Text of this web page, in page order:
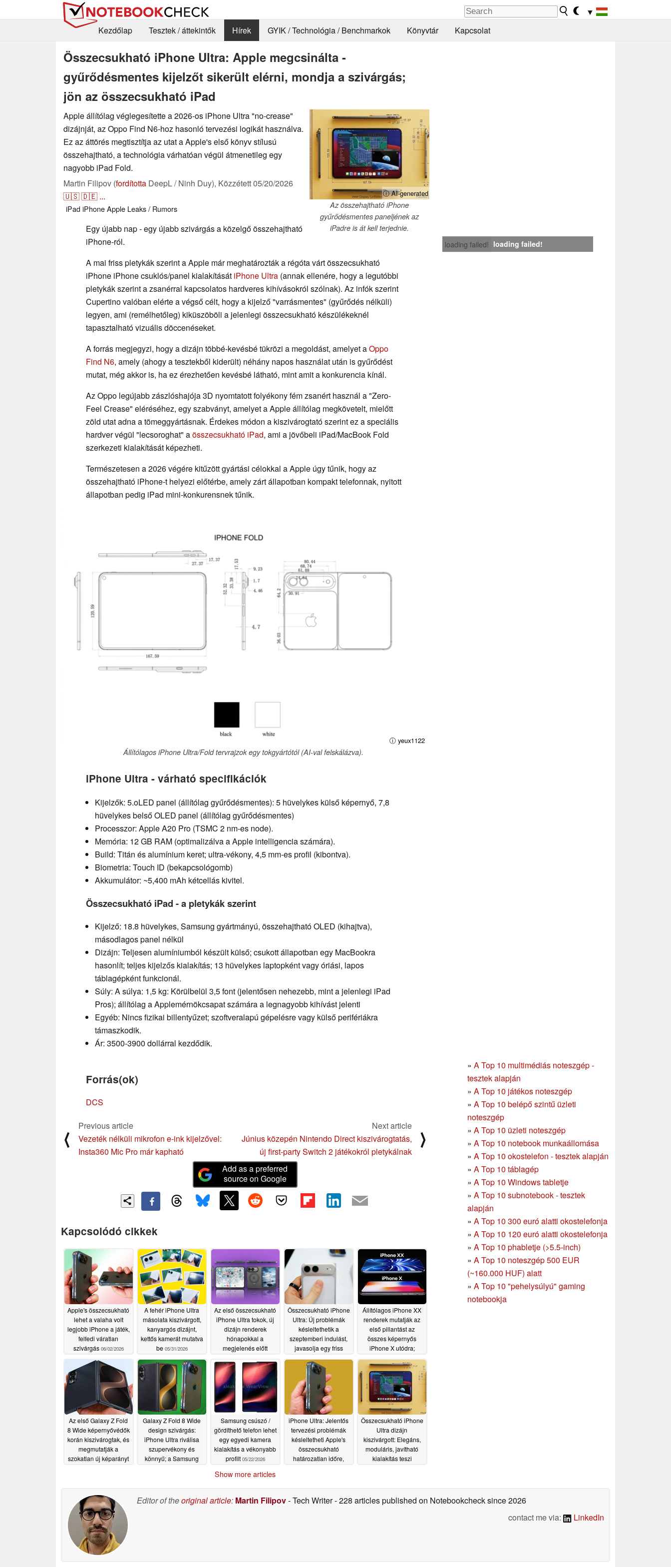
▼
Kezdőlap
Tesztek / áttekintők Hírek GYIK / Technológia / Benchmarkok Könyvtár Kapcsolat
Összecsukható iPhone Ultra: Apple megcsinálta -
gyűrődésmentes kijelzőt sikerült elérni, mondja a szivárgás;
jön az összecsukható iPad
ⓘ AI-generated
Az összehajtható iPhone
gyűrődésmentes paneljének az
iPadre is át kell terjednie.
Apple állítólag véglegesítette a 2026-os iPhone Ultra "no-crease"
dizájnját, az Oppo Find N6-hoz hasonló tervezési logikát használva.
Ez az áttörés megtisztítja az utat a Apple's első könyv stílusú
összehajtható, a technológia várhatóan végül átmenetileg egy
nagyobb iPad Fold.
Martin Filipov (fordította DeepL / Ninh Duy), Közzétett05/20/2026
🇺🇸🇩🇪 ...
iPadiPhoneApple Leaks / Rumors
loading failed! loading failed!
Egy újabb nap - egy újabb szivárgás a közelgő összehajtható
iPhone-ról.
A mai friss pletykák szerint a Apple már meghatározták a régóta várt összecsukható
iPhone iPhone csuklós/panel kialakítását iPhone Ultra (annak ellenére, hogy a legutóbbi
pletykák szerint a zsanérral kapcsolatos hardveres kihívásokról szólnak). Az infók szerint
Cupertino valóban elérte a végső célt, hogy a kijelző "varrásmentes" (gyűrődés nélküli)
legyen, ami (remélhetőleg) kiküszöböli a jelenlegi összecsukható készülékeknél
tapasztalható vizuális döccenéseket.
A forrás megjegyzi, hogy a dizájn többé-kevésbé tükrözi a megoldást, amelyet aOppo
Find N6, amely (ahogy a tesztekből kiderült) néhány napos használat után is gyűrődést
mutat, még akkor is, ha ez érezhetően kevésbé látható, mint amit a konkurencia kínál.
Az Oppo legújabb zászlóshajója 3D nyomtatott folyékony fém zsanért használ a "Zero-
Feel Crease" eléréséhez, egy szabványt, amelyet a Apple állítólag megkövetelt, mielőtt
zöld utat adna a tömeggyártásnak. Érdekes módon a kiszivárogtató szerint ez a speciális
hardver végül "lecsoroghat" aösszecsukható iPad, ami a jövőbeli iPad/MacBook Fold
szerkezeti kialakítását képezheti.
Természetesen a 2026 végére kitűzött gyártási célokkal a Apple úgy tűnik, hogy az
összehajtható iPhone-t helyezi előtérbe, amely zárt állapotban kompakt telefonnak, nyitott
állapotban pedig iPad mini-konkurensnek tűnik.
ⓘ yeux1122
Állítólagos iPhone Ultra/Fold tervrajzok egy tokgyártótól (AI-val felskálázva).
iPhone Ultra - várható specifikációk
Kijelzők: 5.oLED panel (állítólag gyűrődésmentes): 5 hüvelykes külső képernyő, 7,8
hüvelykes belső OLED panel (állítólag gyűrődésmentes)
Processzor: Apple A20 Pro (TSMC 2 nm-es node).
Memória: 12 GB RAM (optimalizálva a Apple intelligencia számára).
Build: Titán és alumínium keret; ultra-vékony, 4,5 mm-es profil (kibontva).
Biometria: Touch ID (bekapcsológomb)
Akkumulátor: ~5,400 mAh kétcellás kivitel.
Összecsukható iPad - a pletykák szerint
Kijelző: 18.8 hüvelykes, Samsung gyártmányú, összehajtható OLED (kihajtva),
másodlagos panel nélkül
Dizájn: Teljesen alumíniumból készült külső; csukott állapotban egy MacBookra
hasonlít; teljes kijelzős kialakítás; 13 hüvelykes laptopként vagy óriási, lapos
táblagépként funkcionál.
Súly: A súlya: 1,5 kg: Körülbelül 3,5 font (jelentősen nehezebb, mint a jelenlegi iPad
Pros); állítólag a Applemérnökcsapat számára a legnagyobb kihívást jelenti
Egyéb: Nincs fizikai billentyűzet; szoftveralapú gépelésre vagy külső perifériákra
támaszkodik.
Ár: 3500-3900 dollárral kezdődik.
» A Top 10 multimédiás noteszgép -
tesztek alapján
» A Top 10 játékos noteszgép
» A Top 10 belépő szintű üzleti
noteszgép
» A Top 10 üzleti noteszgép
» A Top 10 notebook munkaállomása
» A Top 10 okostelefon - tesztek alapján
» A Top 10 táblagép
» A Top 10 Windows tabletje
» A Top 10 subnotebook - tesztek
alapján
» A Top 10 300 euró alatti okostelefonja
» A Top 10 120 euró alatti okostelefonja
» A Top 10 phabletje (>5.5-inch)
» A Top 10 noteszgép 500 EUR
(~160.000 HUF) alatt
» A Top 10 "pehelysúlyú" gaming
notebookja
Forrás(ok)
DCS
⟨
Previous article
Vezeték nélküli mikrofon e-ink kijelzővel:
Insta360 Mic Pro már kapható
Next article
Június közepén Nintendo Direct kiszivárogtatás,
új first-party Switch 2 játékokról pletykálnak
⟩
Add as a preferred
source on Google
Kapcsolódó cikkek
Apple's összecsukható
lehet a valaha volt
legjobb iPhone a játék,
felfedi váratlan
szivárgás 06/02/2026
A fehér iPhone Ultra
másolata kiszivárgott,
kanyargós dizájnt,
kettős kamerát mutatva
be 05/31/2026
Az első összecsukható
iPhone Ultra tokok, új
dizájn renderek
hónapokkal a
megjelenés előtt
Összecsukható iPhone
Ultra: Új problémák
késleltethetik a
szeptemberi indulást,
javasolja egy friss
től05/27/2026
Állítólagos iPhone XX
renderek mutatják az
első pillantást az
összes képernyős
iPhone X utódra;
dizájnváltozásokat
tipped05/24/2026
Az első Galaxy Z Fold
8 Wide képernyővédők
korán kiszivárogtak, és
megmutatják a
szokatlan új képarányt
Galaxy Z Fold 8 Wide
design szivárgás:
iPhone Ultra riválisa
szupervékony és
könnyű; a Samsung
Samsung csúszó /
gördíthető telefon lehet
egy egyedi kamera
kialakítás a vékonyabb
profilt 05/22/2026
iPhone Ultra: Jelentős
tervezési problémák
késleltetheti Apple's
összecsukható
határozatlan időre,
Összecsukható iPhone
Ultra dizájn
kiszivárgott: Elegáns,
moduláris, javítható
kialakítás teszi
Show more articles
Editor of theoriginal article: Martin Filipov- Tech Writer- 228 articles published on Notebookchecksince 2026
contact me via:
LinkedIn